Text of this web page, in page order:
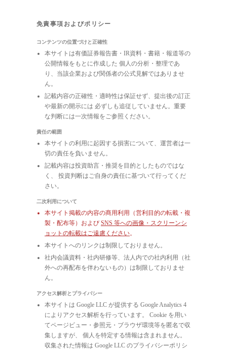
免責事項およびポリシー
コンテンツの位置づけと正確性
本サイトは有価証券報告書・IR資料・書籍・報道等の
公開情報をもとに作成した 個人の分析・整理であ
り、当該企業および関係者の公式見解ではありませ
ん。
記載内容の正確性・適時性は保証せず、提出後の訂正
や最新の開示には 必ずしも追従していません。重要
な判断には一次情報をご参照ください。
責任の範囲
本サイトの利用に起因する損害について、運営者は一
切の責任を負いません。
記載内容は投資助言・推奨を目的としたものではな
く、 投資判断はご自身の責任に基づいて行ってくだ
さい。
二次利用について
本サイト掲載の内容の商用利用（営利目的の転載・複
製・配布等）および SNS 等への画像・スクリーンシ
ョットの転載はご遠慮ください。
本サイトへのリンクは制限しておりません。
社内会議資料・社内研修等、法人内での社内利用（社
外への再配布を伴わないもの）は制限しておりませ
ん。
アクセス解析とプライバシー
本サイトは Google LLC が提供する Google Analytics 4
によりアクセス解析を行っています。 Cookie を用い
てページビュー・参照元・ブラウザ環境等を匿名で収
集しますが、 個人を特定する情報は含まれません。
収集された情報は Google LLC のプライバシーポリシ